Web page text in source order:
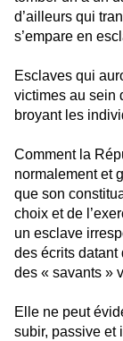
d’ailleurs qui
s’empare en
Esclaves qui
victimes au sein
broyant les
Comment la
normalement et
que son
choix et de
un esclave
des écrits datant
des « savants »
Elle ne peut
subir, passive et